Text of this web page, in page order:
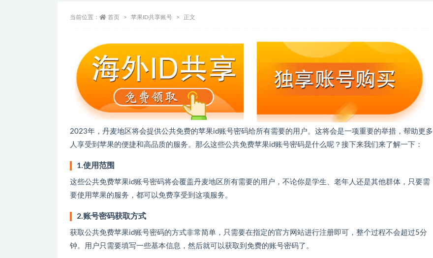
当前位置： 首页 苹果ID共享账号 正文
2023年，丹麦地区将会提供公共免费的苹果id账号密码给所有需要的用户。这将会是一项重要的举措，帮助更多
人享受到苹果的便捷和高品质的服务。那么这些公共免费苹果id账号密码是什么呢？接下来我们来了解一下：
1.使用范围
这些公共免费苹果id账号密码将会覆盖丹麦地区所有需要的用户，不论你是学生、老年人还是其他群体，只要需
要使用苹果的服务，都可以免费享受到这项服务。
2.账号密码获取方式
获取公共免费苹果id账号密码的方式非常简单，只需要在指定的官方网站进行注册即可，整个过程不会超过5分
钟。用户只需要填写一些基本信息，然后就可以获取到免费的账号密码了。